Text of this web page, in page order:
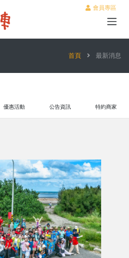
會員專區
首頁 最新消息
優惠活動 公告資訊 特約商家